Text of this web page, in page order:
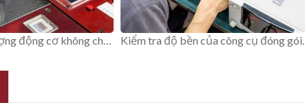
Đảm bảo chất lượng động cơ không chổi than. Kiểm tra độ bền của công cụ đóng gói.